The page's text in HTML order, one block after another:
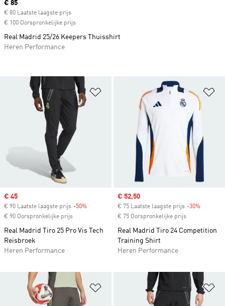
Op verlanglijst zetten
Sale price
€ 45
€ 90 Laatste laagste prijs -50%
€ 90 Oorspronkelijke prijs
Real Madrid Tiro 25 Pro Vis Tech
Reisbroek
Heren Performance
Sale price
€ 52,50
€ 75 Laatste laagste prijs -30%
€ 75 Oorspronkelijke prijs
Real Madrid Tiro 24 Competition
Training Shirt
Heren Performance
Op verlanglijst zetten
Current price
€ 85
€ 80 Laatste laagste prijs
€ 100 Oorspronkelijke prijs
Real Madrid 25/26 Keepers Thuisshirt
Heren Performance